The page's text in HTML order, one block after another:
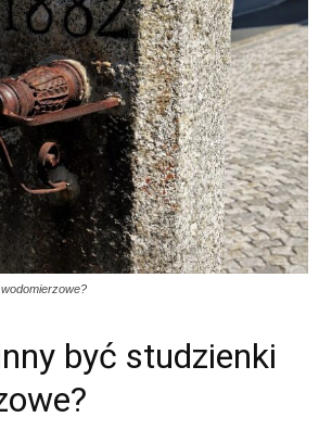
być studzienki